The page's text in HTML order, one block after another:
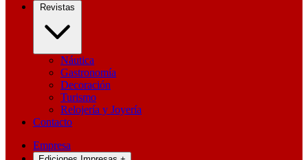
Revistas
Náutica
Gastronomía
Decoración
Turismo
Relojería y Joyería
Contacto
Empresa